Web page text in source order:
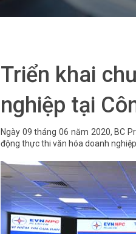
Triển khai
nghiệp tại
Ngày 09 tháng 06 năm 2020, BC
động thực thi văn hóa doanh